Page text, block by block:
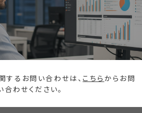
するお問い合わせは、 こちら からお問
合わせください。